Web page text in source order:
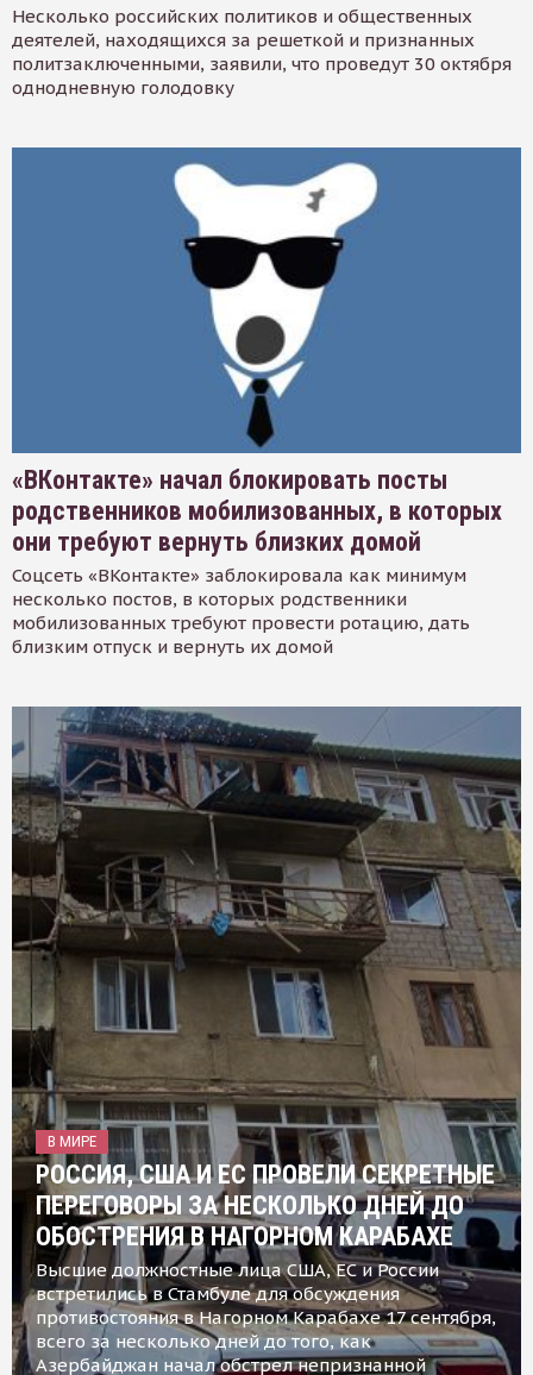
Несколько российских политиков и общественных
деятелей, находящихся за решеткой и признанных
политзаключенными, заявили, что проведут 30 октября
однодневную голодовку
«ВКонтакте» начал блокировать посты
родственников мобилизованных, в которых
они требуют вернуть близких домой
Соцсеть «ВКонтакте» заблокировала как минимум
несколько постов, в которых родственники
мобилизованных требуют провести ротацию, дать
близким отпуск и вернуть их домой
В МИРЕ
РОССИЯ, США И ЕС ПРОВЕЛИ СЕКРЕТНЫЕ
ПЕРЕГОВОРЫ ЗА НЕСКОЛЬКО ДНЕЙ ДО
ОБОСТРЕНИЯ В НАГОРНОМ КАРАБАХЕ
Высшие должностные лица США, ЕС и России
встретились в Стамбуле для обсуждения
противостояния в Нагорном Карабахе 17 сентября,
всего за несколько дней до того, как
Азербайджан начал обстрел непризнанной